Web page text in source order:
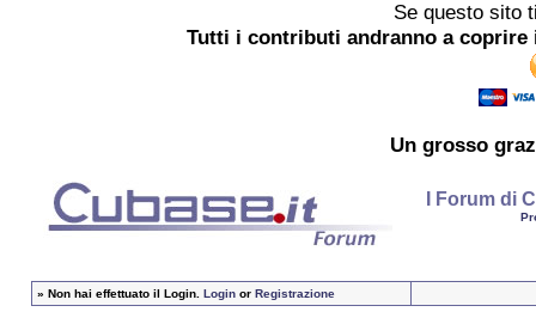
Se questo sito
Tutti i contributi andranno a
Un grosso
I Forum di
» Non hai effettuato il Login. Loginor Registrazione